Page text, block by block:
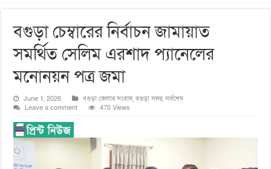
বগুড়া চেম্বারের নির্বাচন জামায়াত
সমর্থিত সেলিম এরশাদ প্যানেলের
মনোনয়ন পত্র জমা
June 1, 2026 বগুড়া জেলার সংবাদ,বগুড়া সদর,সর্বশেষ
Leave a comment
470 Views